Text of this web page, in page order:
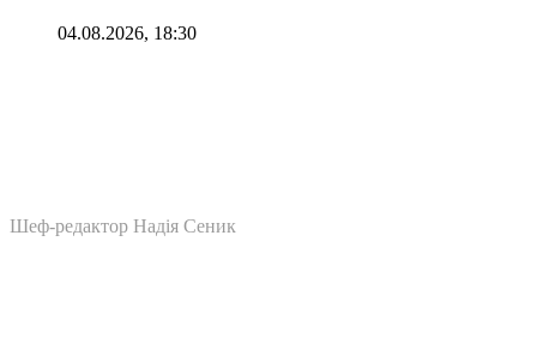
04.08.2026, 18:30
Шеф-редактор Надія Сеник